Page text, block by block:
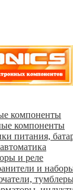
компоненты
компоненты
питания,
и реле
и